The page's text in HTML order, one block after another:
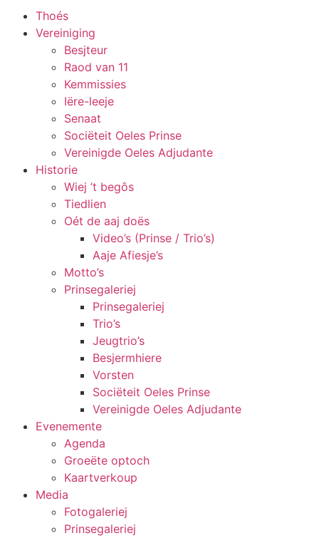
Thoés
Vereiniging
Besjteur
Raod van 11
Kemmissies
Iëre-leeje
Senaat
Sociëteit Oeles Prinse
Vereinigde Oeles Adjudante
Historie
Wiej ’t begôs
Tiedlien
Oét de aaj doës
Video’s (Prinse / Trio’s)
Aaje Afiesje’s
Motto’s
Prinsegaleriej
Prinsegaleriej
Trio’s
Jeugtrio’s
Besjermhiere
Vorsten
Sociëteit Oeles Prinse
Vereinigde Oeles Adjudante
Evenemente
Agenda
Groeëte optoch
Kaartverkoup
Media
Fotogaleriej
Prinsegaleriej